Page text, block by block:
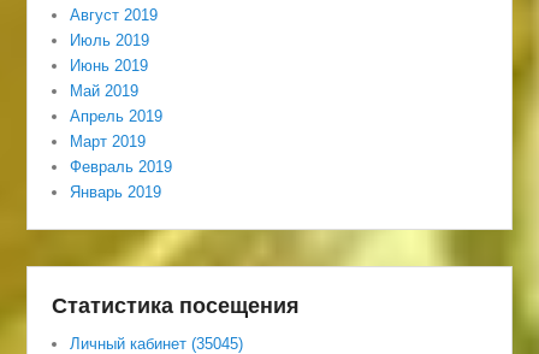
Август 2019
Июль 2019
Июнь 2019
Май 2019
Апрель 2019
Март 2019
Февраль 2019
Январь 2019
Статистика посещения
Личный кабинет (35045)